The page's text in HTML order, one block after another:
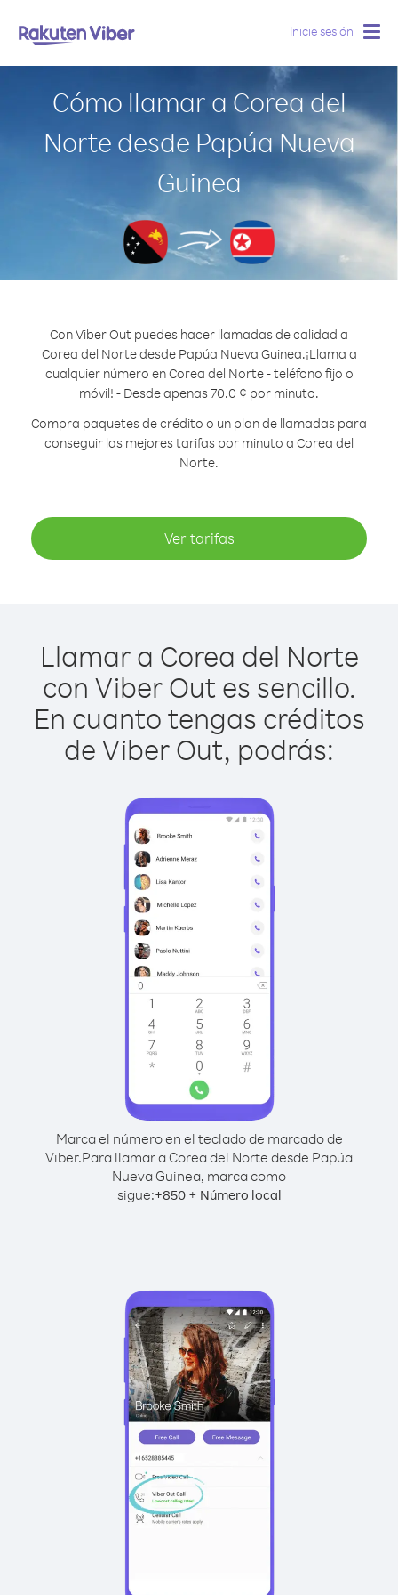
Inicie sesión
Cómo llamar a Corea del
Norte desde Papúa Nueva
Guinea
Con Viber Out puedes hacer llamadas de calidad a
Corea del Norte desde Papúa Nueva Guinea.¡Llama a
cualquier número en Corea del Norte - teléfono fijo o
móvil! - Desde apenas 70.0 ¢ por minuto.
Compra paquetes de crédito o un plan de llamadas para
conseguir las mejores tarifas por minuto a Corea del
Norte.
Ver tarifas
Llamar a Corea del Norte
con Viber Out es sencillo.
En cuanto tengas créditos
de Viber Out, podrás:
Marca el número en el teclado de marcado de
Viber.Para llamar a Corea del Norte desde Papúa
Nueva Guinea, marca como
sigue:+850+ Número local